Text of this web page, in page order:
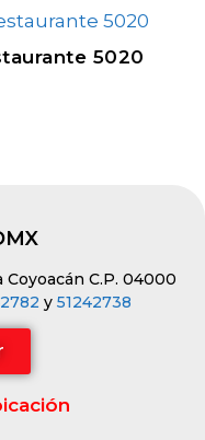
5020
Coyoacán C.P. 04000
y 51242738